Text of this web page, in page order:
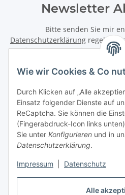
Alle
Wie wir Cookies & Co
Durch Klicken auf „Alle
Einsatz folgender Dienste auf
ReCaptcha. Sie können die
(Fingerabdruck-Icon links
Sie unter Konfigurieren und in
Datenschutzerklärung.
Impressum Datenschutz
Newsletter
Bitte senden Sie mir
Datenschutzerklärung
Informationen zu Ihrem
Newsletter Abonnieren
Informationen
Gesetzliche Informationen
Vertrag